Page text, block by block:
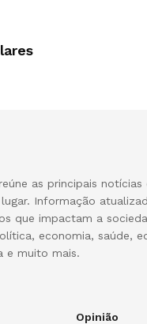
as principais
Informação
que impactam a
economia, saúde,
e muito mais.
Opinião